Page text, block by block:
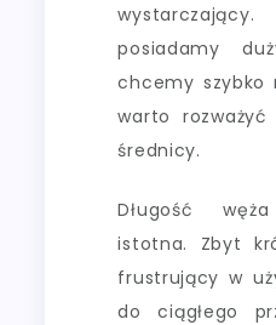
posiadamy
chcemy szybko
warto
średnicy.
Długość
istotna. Zbyt
frustrujący w
do ciągłego